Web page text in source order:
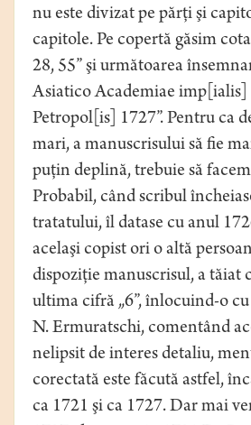
nu este divizat pe părţi şi
capitole. Pe copertă găsim
28, 55” şi următoarea
Asiatico Academiae
Petropol[is] 1727”. Pentru ca
mari, a manuscrisului să fie
puţin deplină, trebuie să
Probabil, când scribul
tratatului, îl datase cu anul
acelaşi copist ori o altă
dispoziţie manuscrisul, a tăiat
ultima cifră „6”, înlocuind-o cu
N. Ermuratschi, comentând
nelipsit de interes detaliu,
corectată este făcută astfel,
ca 1721 şi ca 1727. Dar mai